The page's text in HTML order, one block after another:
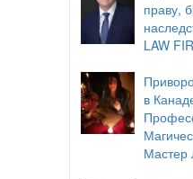
праву,
LAW
в
Мастер